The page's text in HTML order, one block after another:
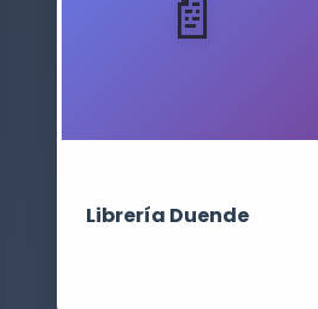
Librería Duende